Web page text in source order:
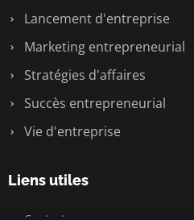
Lancement d'entreprise
Marketing entrepreneurial
Stratégies d'affaires
Succès entrepreneurial
Vie d'entreprise
Liens utiles